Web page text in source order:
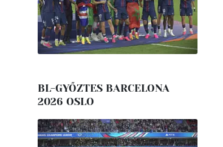
BL-GYŐZTES BARCELONA
2026 OSLO